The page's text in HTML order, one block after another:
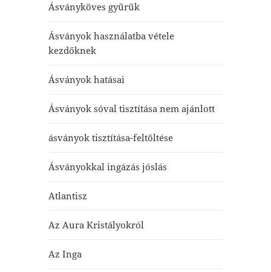
Ásványköves gyűrűk
Ásványok használatba vétele
kezdőknek
Ásványok hatásai
Ásványok sóval tisztítása nem ajánlott
ásványok tisztítása-feltöltése
Ásványokkal ingázás jóslás
Atlantisz
Az Aura Kristályokról
Az Inga